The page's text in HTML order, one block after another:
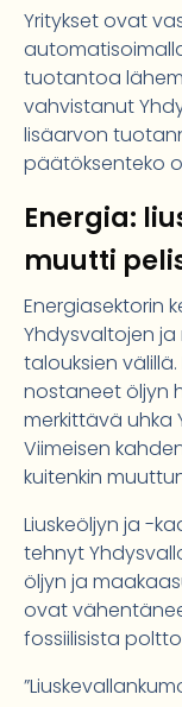
Yritykset ovat
tuotantoa
vahvistanut
lisäarvon
päätöksenteko
Energia:
muutti
Energiasektorin
Yhdysvaltojen
talouksien
nostaneet öljyn
merkittävä uhka
Viimeisen
kuitenkin
Liuskeöljyn ja -
tehnyt
öljyn ja
ovat
fossiilisista